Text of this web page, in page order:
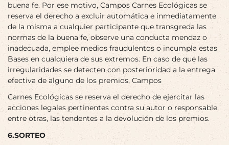
buena fe. Por ese motivo, Campos Carnes Ecológicas se
reserva el derecho a excluir automática e inmediatamente
de la misma a cualquier participante que transgreda las
normas de la buena fe, observe una conducta mendaz o
inadecuada, emplee medios fraudulentos o incumpla estas
Bases en cualquiera de sus extremos. En caso de que las
irregularidades se detecten con posterioridad a la entrega
efectiva de alguno de los premios, Campos
Carnes Ecológicas se reserva el derecho de ejercitar las
acciones legales pertinentes contra su autor o responsable,
entre otras, las tendentes a la devolución de los premios.
6.SORTEO